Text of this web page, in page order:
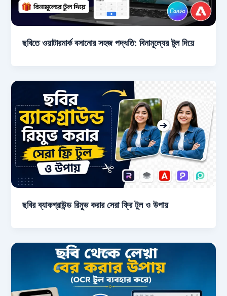
ছবিতে ওয়াটারমার্ক বসানোর সহজ পদ্ধতি: বিনামূল্যের টুল দিয়ে
ছবির ব্যাকগ্রাউন্ড রিমুভ করার সেরা ফ্রি টুল ও উপায়